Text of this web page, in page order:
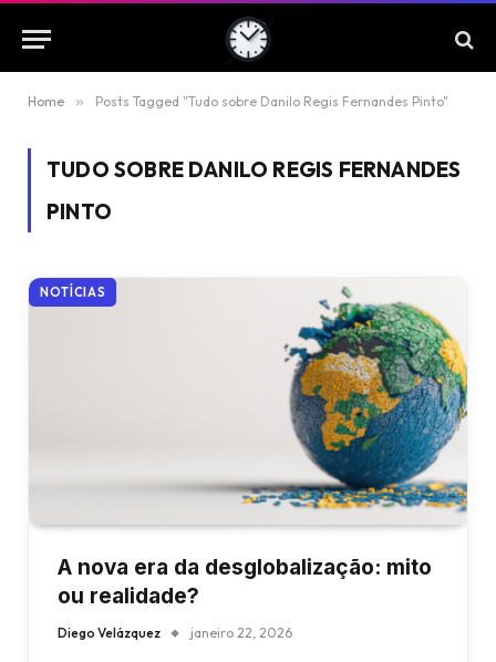
Home » Posts Tagged "Tudo sobre Danilo Regis Fernandes Pinto"
TUDO SOBRE DANILO REGIS FERNANDES
PINTO
NOTÍCIAS
A nova era da desglobalização: mito
ou realidade?
Diego Velázquez janeiro 22, 2026